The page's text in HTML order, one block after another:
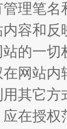
理笔
内容和
的一
网站
其它
在授